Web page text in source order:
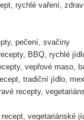
rychlé vaření,
pečení, svačiny
BBQ, rychlé
vepřové maso,
tradiční jídlo,
recepty,
vegetariánské